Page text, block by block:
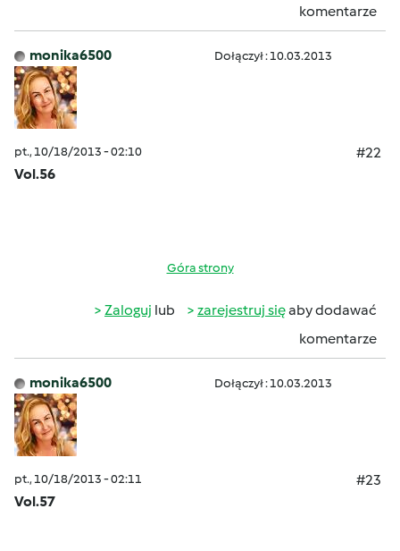
komentarze
monika6500 Dołączył : 10.03.2013
pt., 10/18/2013 - 02:10
#22
Vol.56
Góra strony
Zaloguj lub zarejestruj sięaby dodawać
komentarze
monika6500 Dołączył : 10.03.2013
pt., 10/18/2013 - 02:11
#23
Vol.57